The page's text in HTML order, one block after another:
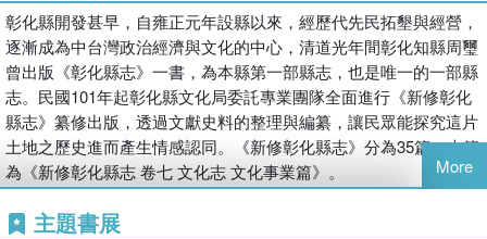
彰化縣開發甚早，自雍正元年設縣以來，經歷代先民拓墾與經營，
逐漸成為中台灣政治經濟與文化的中心，清道光年間彰化知縣周璽
曾出版《彰化縣志》一書，為本縣第一部縣志，也是唯一的一部縣
志。民國101年起彰化縣文化局委託專業團隊全面進行《新修彰化
縣志》纂修出版，透過文獻史料的整理與編纂，讓民眾能探究這片
土地之歷史進而產生情感認同。《新修彰化縣志》分為35篇，本篇
為《新修彰化縣志 卷七 文化志 文化事業篇》。
More
主題書展